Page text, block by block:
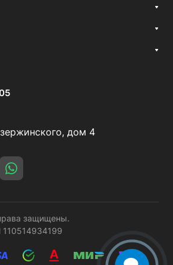
дом 4
защищены.